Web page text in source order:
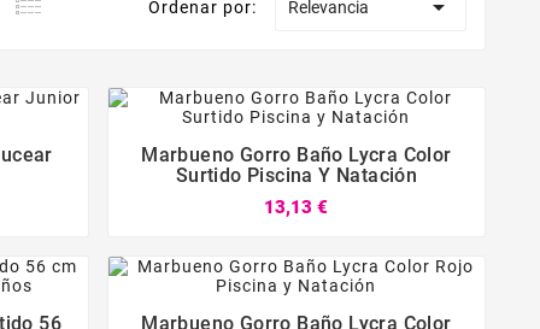
Ordenar por: Relevancia 
  
Marbueno Gorro Baño Lycra Color
Surtido Piscina Y Natación
13,13 €
56
Marbueno Gorro Baño Lycra Color